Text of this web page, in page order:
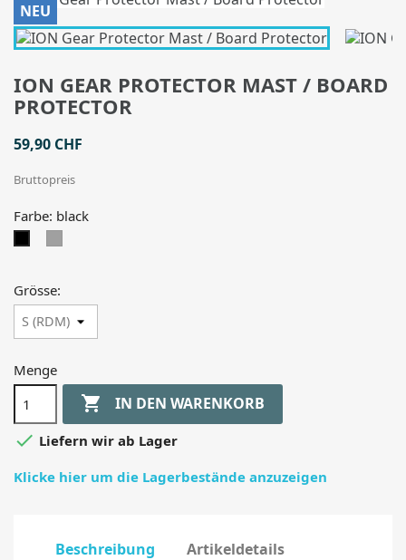
NEU
ION GEAR PROTECTOR MAST / BOARD
PROTECTOR
59,90 CHF
Bruttopreis
Farbe: black
Grösse:
Menge
 IN DEN WARENKORB
 Liefern wir ab Lager
Klicke hier um die Lagerbestände anzuzeigen
Beschreibung
Artikeldetails